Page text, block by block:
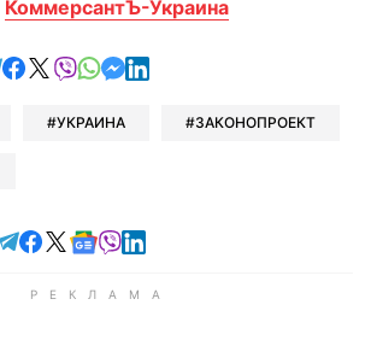
КоммерсантЪ-Украина
отправить в Telegram
поделиться в Facebook
поделиться в X
отправить в Viber
отправить в Whatsapp
отправить в Messenger
отправить в LinkedIn
УКРАИНА ЗАКОНОПРОЕКТ
Читайте в Telegram
Читайте в Facebook
Читайте в X
Читайте в Google news
Читайте в Viber
Читайте в LinkedIn